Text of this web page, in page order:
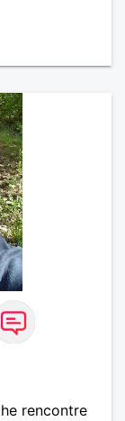
rencontre